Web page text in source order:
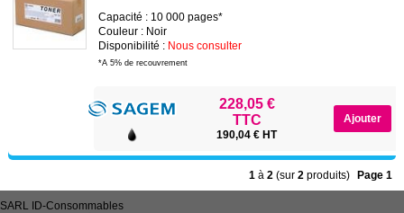
Capacité : 10 000 pages*
Couleur : Noir
Disponibilité : Nous consulter
*A 5% de recouvrement
228,05 €
TTC
190,04 € HT
1 à2 (sur2 produits) Page 1
SARL ID-Consommables